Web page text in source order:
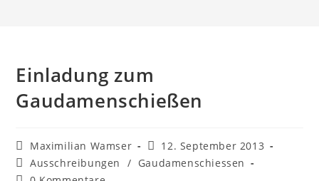
Einladung zum
Gaudamenschießen
Beitrags-
Autor:
Maximilian Wamser
Beitrag
veröffentlicht:
12. September 2013
Beitrags-
Kategorie:
Ausschreibungen / Gaudamenschiessen